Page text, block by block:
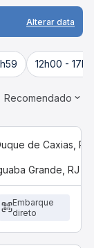
Alterar data
12h00 -
Recomendado
de Caxias,
Grande, RJ
Embarque
direto